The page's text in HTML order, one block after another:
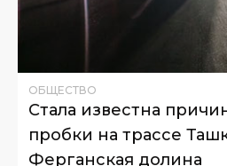
ОБЩЕСТВО
Стала известна
пробки на трассе
Ферганская долина